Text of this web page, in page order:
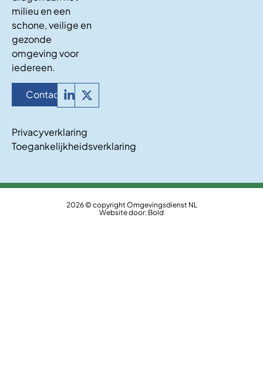
milieu en een
schone, veilige en
gezonde
omgeving voor
iedereen.
Contact
Privacyverklaring
Toegankelijkheidsverklaring
2026 © copyright Omgevingsdienst NL
Website door: Bold